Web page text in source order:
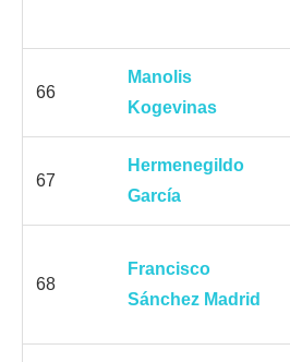
66
Manolis
Kogevinas
67
Hermenegildo
García
68
Francisco
Sánchez Madrid